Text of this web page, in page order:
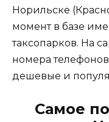
Норильске
момент в базе
таксопарков. На
номера
дешевые и
Самое